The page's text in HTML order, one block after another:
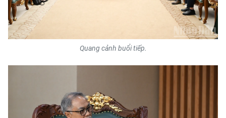
Duyên hải Nam Trung Bộ và Tây
Nguyên
Chuyên trang Hà Nội
Quang cảnh buổi tiếp.